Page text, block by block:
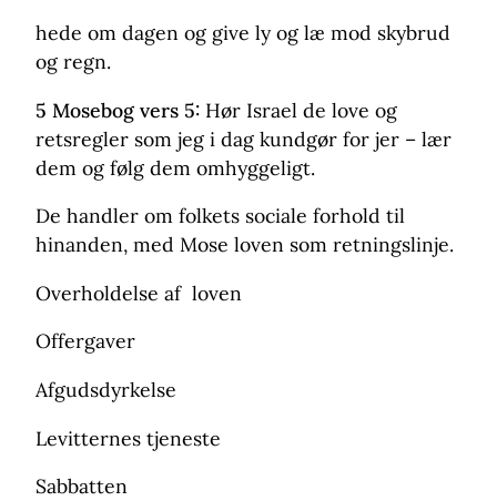
hede om dagen og give ly og læ mod skybrud
og regn.
5 Mosebog vers 5: Hør Israel de love og
retsregler som jeg i dag kundgør for jer – lær
dem og følg dem omhyggeligt.
De handler om folkets sociale forhold til
hinanden, med Mose loven som retningslinje.
Overholdelse af loven
Offergaver
Afgudsdyrkelse
Levitternes tjeneste
Sabbatten